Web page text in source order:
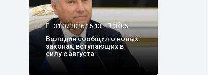
31.07.2026 15:13 3405
Володин сообщил о новых
законах, вступающих в
силу с августа